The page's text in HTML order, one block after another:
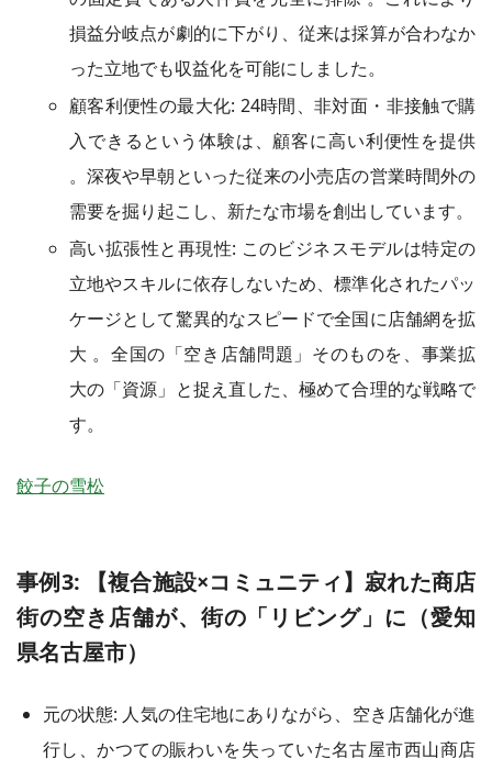
損益分岐点が劇的に下がり、従来は採算が合わなか
った立地でも収益化を可能にしました。
顧客利便性の最大化: 24時間、非対面・非接触で購
入できるという体験は、顧客に高い利便性を提供
。深夜や早朝といった従来の小売店の営業時間外の
需要を掘り起こし、新たな市場を創出しています。
高い拡張性と再現性: このビジネスモデルは特定の
立地やスキルに依存しないため、標準化されたパッ
ケージとして驚異的なスピードで全国に店舗網を拡
大 。全国の「空き店舗問題」そのものを、事業拡
大の「資源」と捉え直した、極めて合理的な戦略で
す。
餃子の雪松
事例3: 【複合施設×コミュニティ】寂れた商店
街の空き店舗が、街の「リビング」に（愛知
県名古屋市）
元の状態: 人気の住宅地にありながら、空き店舗化が進
行し、かつての賑わいを失っていた名古屋市西山商店